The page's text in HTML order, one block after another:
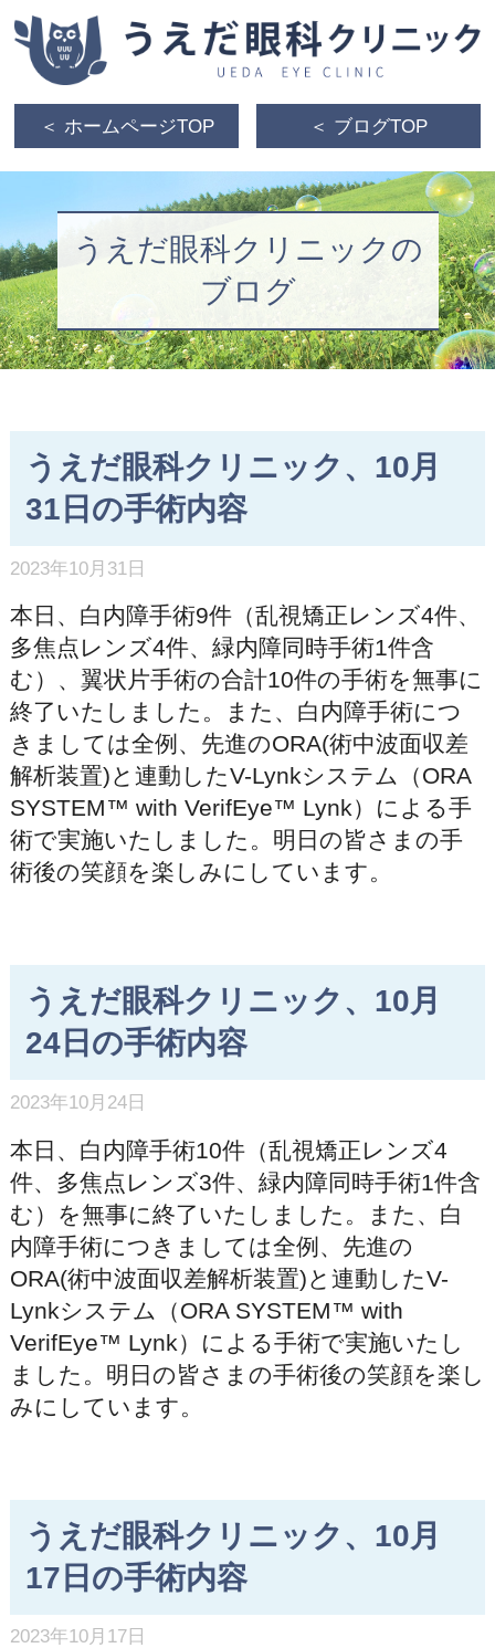
＜ ホームページTOP ＜ ブログTOP
うえだ眼科クリニックの
ブログ
うえだ眼科クリニック、10月
31日の手術内容
2023年10月31日
本日、白内障手術9件（乱視矯正レンズ4件、
多焦点レンズ4件、緑内障同時手術1件含
む）、翼状片手術の合計10件の手術を無事に
終了いたしました。また、白内障手術につ
きましては全例、先進のORA(術中波面収差
解析装置)と連動したV-Lynkシステム（ORA
SYSTEM™ with VerifEye™ Lynk）による手
術で実施いたしました。明日の皆さまの手
術後の笑顔を楽しみにしています。
うえだ眼科クリニック、10月
24日の手術内容
2023年10月24日
本日、白内障手術10件（乱視矯正レンズ4
件、多焦点レンズ3件、緑内障同時手術1件含
む）を無事に終了いたしました。また、白
内障手術につきましては全例、先進の
ORA(術中波面収差解析装置)と連動したV-
Lynkシステム（ORA SYSTEM™ with
VerifEye™ Lynk）による手術で実施いたし
ました。明日の皆さまの手術後の笑顔を楽し
みにしています。
うえだ眼科クリニック、10月
17日の手術内容
2023年10月17日